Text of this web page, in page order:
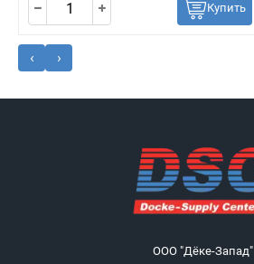
Купить
‹ ›
ООО "Дёке-Запад"